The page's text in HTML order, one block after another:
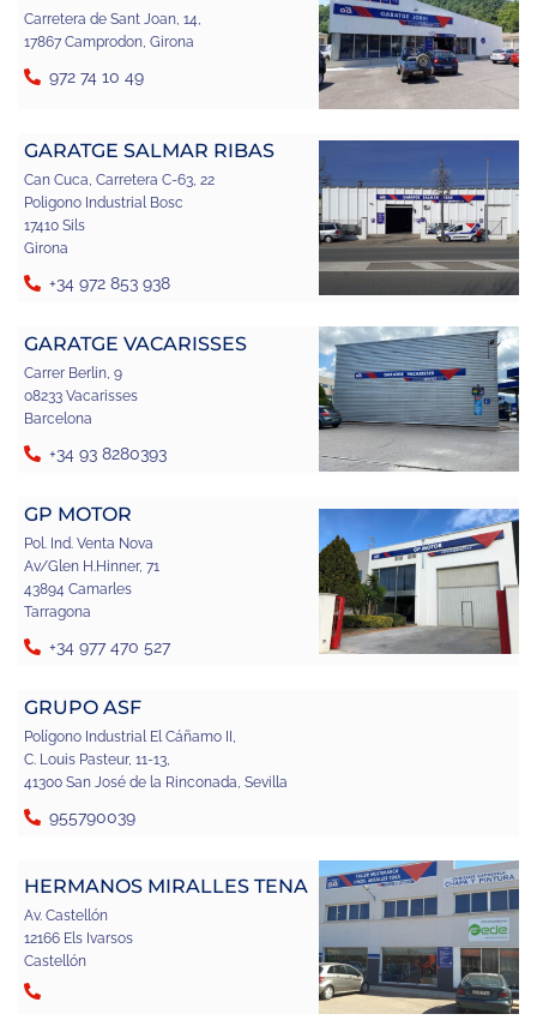
Carretera de Sant Joan, 14,
17867 Camprodon, Girona
972 74 10 49
GARATGE SALMAR RIBAS
Can Cuca, Carretera C-63, 22
Poligono Industrial Bosc
17410 Sils
Girona
+34 972 853 938
GARATGE VACARISSES
Carrer Berlin, 9
08233 Vacarisses
Barcelona
+34 93 8280393
GP MOTOR
Pol. Ind. Venta Nova
Av/Glen H.Hinner, 71
43894 Camarles
Tarragona
+34 977 470 527
GRUPO ASF
Polígono Industrial El Cáñamo II,
C. Louis Pasteur, 11-13,
41300 San José de la Rinconada, Sevilla
955790039
HERMANOS MIRALLES TENA
Av. Castellón
12166 Els Ivarsos
Castellón